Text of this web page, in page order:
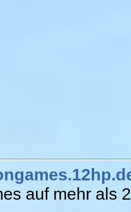
auf mehr als